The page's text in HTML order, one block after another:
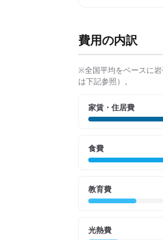
費用の内訳
※全国平均をベースに
は下記参照）。
家賃・住居費
食費
教育費
光熱費